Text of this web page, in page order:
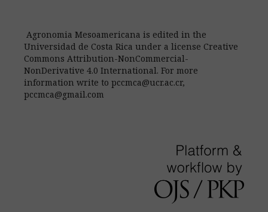
Agronomia Mesoamericana is edited in the
Universidad de Costa Rica under a license Creative
Commons Attribution-NonCommercial-
NonDerivative 4.0 International. For more
information write to pccmca@ucr.ac.cr,
pccmca@gmail.com